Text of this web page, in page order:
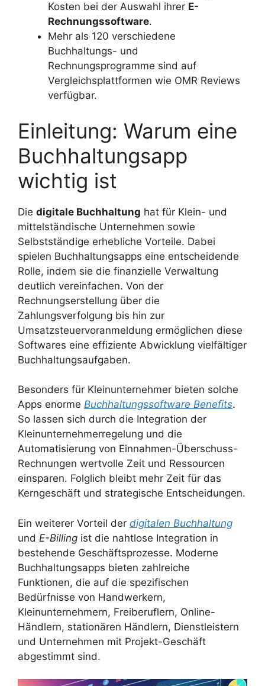
Kosten bei der Auswahl ihrer E-
Rechnungssoftware.
Mehr als 120 verschiedene
Buchhaltungs- und
Rechnungsprogramme sind auf
Vergleichsplattformen wie OMR Reviews
verfügbar.
Einleitung: Warum eine
Buchhaltungsapp
wichtig ist
Die digitale Buchhaltung hat für Klein- und
mittelständische Unternehmen sowie
Selbstständige erhebliche Vorteile. Dabei
spielen Buchhaltungsapps eine entscheidende
Rolle, indem sie die finanzielle Verwaltung
deutlich vereinfachen. Von der
Rechnungserstellung über die
Zahlungsverfolgung bis hin zur
Umsatzsteuervoranmeldung ermöglichen diese
Softwares eine effiziente Abwicklung vielfältiger
Buchhaltungsaufgaben.
Besonders für Kleinunternehmer bieten solche
Apps enorme Buchhaltungssoftware Benefits.
So lassen sich durch die Integration der
Kleinunternehmerregelung und die
Automatisierung von Einnahmen-Überschuss-
Rechnungen wertvolle Zeit und Ressourcen
einsparen. Folglich bleibt mehr Zeit für das
Kerngeschäft und strategische Entscheidungen.
Ein weiterer Vorteil der digitalen Buchhaltung
und E-Billing ist die nahtlose Integration in
bestehende Geschäftsprozesse. Moderne
Buchhaltungsapps bieten zahlreiche
Funktionen, die auf die spezifischen
Bedürfnisse von Handwerkern,
Kleinunternehmern, Freiberuflern, Online-
Händlern, stationären Händlern, Dienstleistern
und Unternehmen mit Projekt-Geschäft
abgestimmt sind.